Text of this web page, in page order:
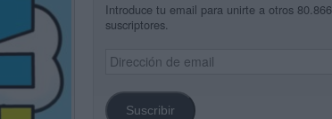
Introduce tu email para unirte a otros 80.866
suscriptores.
Dirección
de
Suscribir